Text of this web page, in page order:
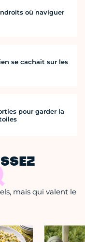
où naviguer
se cachait sur les
pour garder la
mais qui valent le